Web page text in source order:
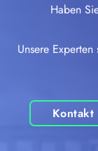
Haben
Unsere
Kontakt